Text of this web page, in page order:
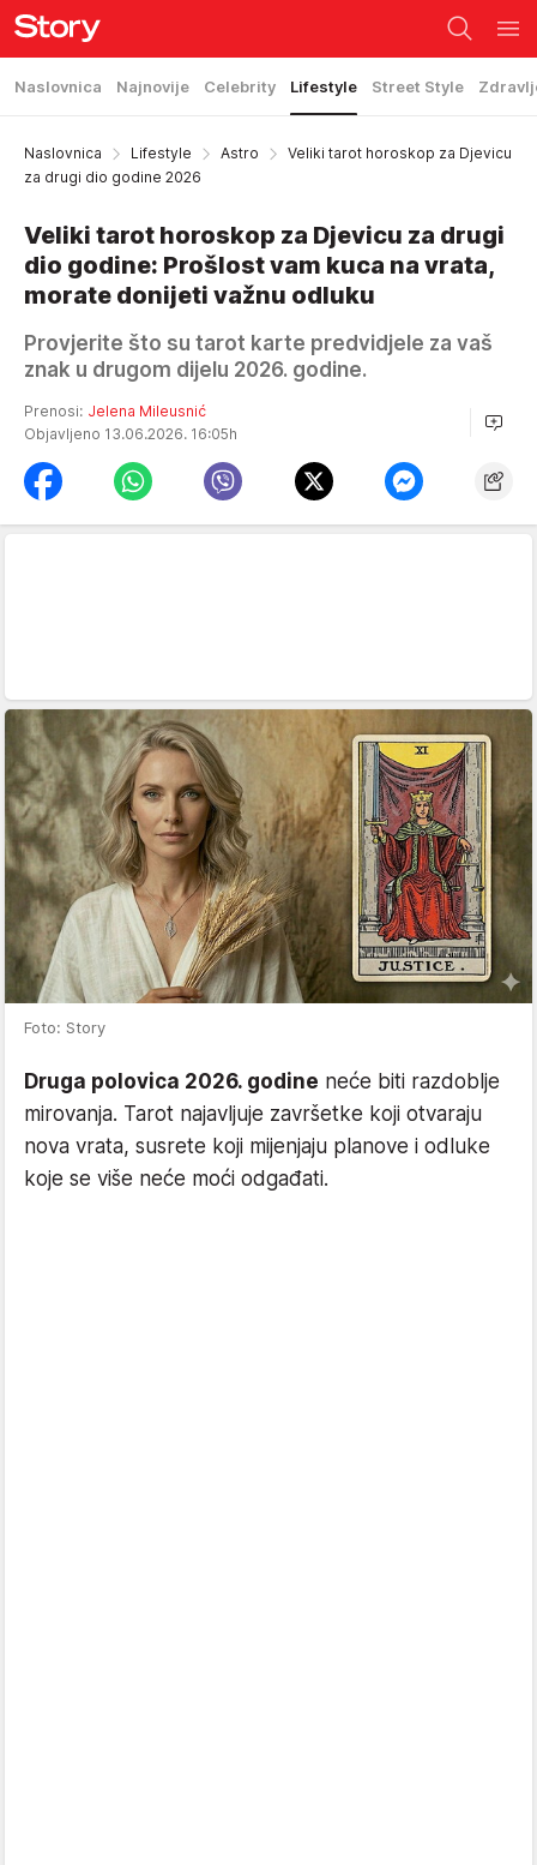
Naslovnica Najnovije Celebrity Lifestyle Street Style
Naslovnica Lifestyle Astro
Veliki tarot horoskop za Djevicu
za drugi dio godine 2026
Veliki tarot horoskop za Djevicu za drugi
dio godine: Prošlost vam kuca na vrata,
morate donijeti važnu odluku
Provjerite što su tarot karte predvidjele za vaš
znak u drugom dijelu 2026. godine.
Prenosi: Jelena Mileusnić
Objavljeno 13.06.2026. 16:05h
Foto: Story
Druga polovica 2026. godine neće biti razdoblje
mirovanja. Tarot najavljuje završetke koji otvaraju
nova vrata, susrete koji mijenjaju planove i odluke
koje se više neće moći odgađati.